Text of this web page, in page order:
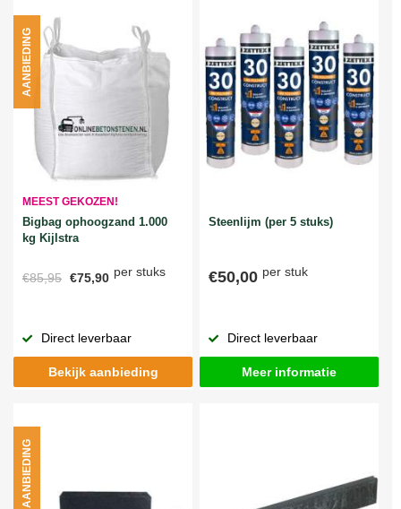
MEEST GEKOZEN!
Bigbag ophoogzand 1.000
kg Kijlstra
€85,95 €75,90 per stuks
AANBIEDING
Direct leverbaar
Bekijk aanbieding
Steenlijm (per 5 stuks)
€50,00 per stuk
Direct leverbaar
Meer informatie
AANBIEDING